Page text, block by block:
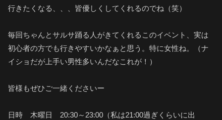
行きたくなる、、、皆優しくしてくれるのでね（笑）
毎回ちゃんとサルサ踊る人がきてくれるこのイベント、実は
初心者の方でも行きやすいかなぁと思う。特に女性ね。（ナ
イショだが上手い男性多いんだなこれが！）
皆様もぜひご一緒くださいー
日時 木曜日 20:30～23:00（私は21:00過ぎくらいに出